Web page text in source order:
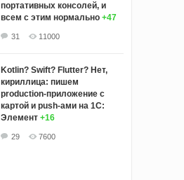
портативных консолей, и
всем с этим нормально +47
31 11000
Kotlin? Swift? Flutter? Нет,
кириллица: пишем
production-приложение с
картой и push-ами на 1С:
Элемент +16
29 7600